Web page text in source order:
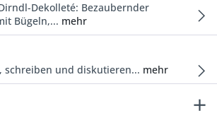
Dekolleté: Bezaubernder
Bügeln,... mehr
schreiben und diskutieren... mehr